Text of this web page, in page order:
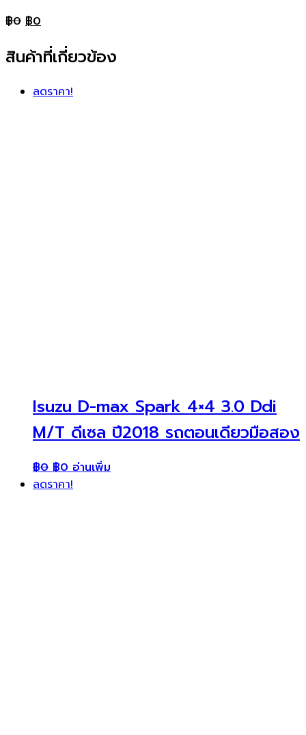
฿0 ฿0
สินค้าที่เกี่ยวข้อง
ลดราคา!
Isuzu D-max Spark 4×4 3.0 Ddi
M/T ดีเซล ปี2018 รถตอนเดียวมือสอง
฿0 ฿0 อ่านเพิ่ม
ลดราคา!